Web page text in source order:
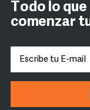
Todo lo
comenzar